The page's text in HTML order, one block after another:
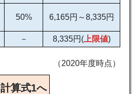
50% 6,165円～8,335円
－ 8,335円(上限値)
（2020年度時点）
計算式1へ